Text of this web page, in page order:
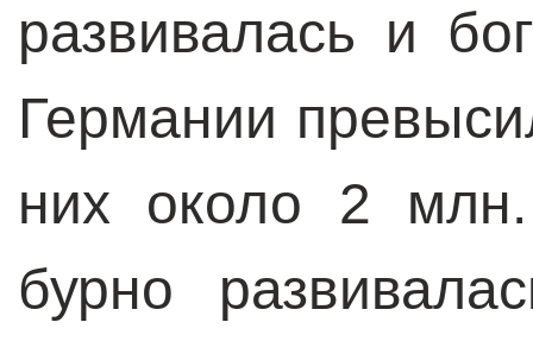
развивалась и
Германии
них около 2
бурно